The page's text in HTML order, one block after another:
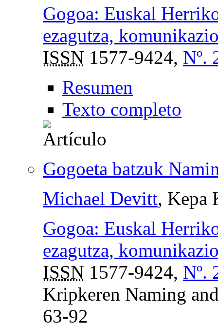
Gogoa: Euskal
ezagutza,
ISSN 1577-9424, Nº.
Resumen
Texto completo
Gogoeta batzuk
Michael Devitt, Kepa
Gogoa: Euskal
ezagutza,
ISSN 1577-9424, Nº.
Kripkeren Naming
63-92